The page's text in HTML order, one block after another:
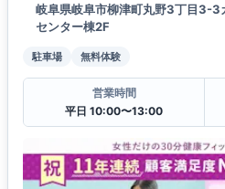
岐阜県岐阜市柳津町丸野3丁目3-3
センター棟2F
駐車場 無料体験
営業時間
平日 10:00〜13:00